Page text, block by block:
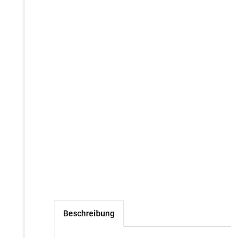
Beschreibung